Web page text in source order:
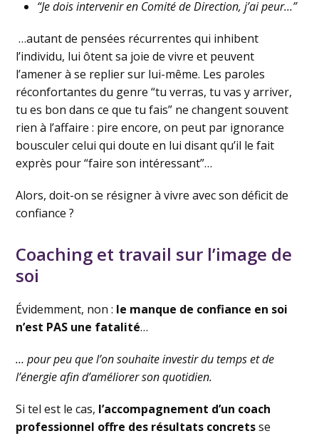
“Je dois intervenir en Comité de Direction, j’ai peur…”
…autant de pensées récurrentes qui inhibent
l’individu, lui ôtent sa joie de vivre et peuvent
l’amener à se replier sur lui-même. Les paroles
réconfortantes du genre “tu verras, tu vas y arriver,
tu es bon dans ce que tu fais” ne changent souvent
rien à l’affaire : pire encore, on peut par ignorance
bousculer celui qui doute en lui disant qu’il le fait
exprès pour “faire son intéressant”…
Alors, doit-on se résigner à vivre avec son déficit de
confiance ?
Coaching et travail sur l’image de
soi
Évidemment, non : le manque de confiance en soi
n’est PAS une fatalité…
… pour peu que l’on souhaite investir du temps et de
l’énergie afin d’améliorer son quotidien.
Si tel est le cas, l’accompagnement d’un coach
professionnel offre des résultats concretsse